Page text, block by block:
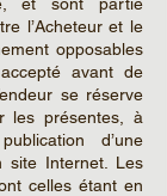
l’Acheteur et le
opposables
avant de
se réserve
les présentes, à
d’une
site Internet. Les
celles étant en